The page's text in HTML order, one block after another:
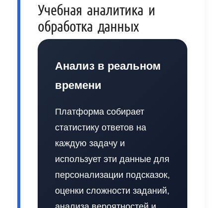
Учебная аналитика и
обработка данных
Анализ в реальном
времени
Платформа собирает
статистику ответов на
каждую задачу и
использует эти данные для
персонализации подсказок,
оценки сложности заданий,